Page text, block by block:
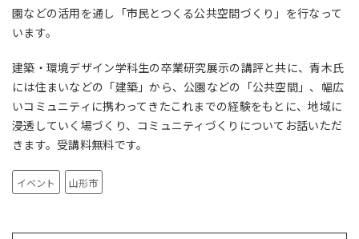
園などの活用を通し「市民とつくる公共空間づくり」を行なって
います。
建築・環境デザイン学科生の卒業研究展示の講評と共に、青木氏
には住まいなどの「建築」から、公園などの「公共空間」、幅広
いコミュニティに携わってきたこれまでの経験をもとに、地域に
浸透していく場づくり、コミュニティづくりについてお話いただ
きます。受講料無料です。
イベント 山形市